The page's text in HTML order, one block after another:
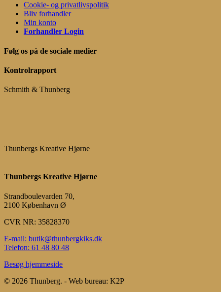
Cookie- og privatlivspolitik
Bliv forhandler
Min konto
Forhandler Login
Følg os på de sociale medier
Kontrolrapport
Schmith & Thunberg
Thunbergs Kreative Hjørne
Thunbergs Kreative Hjørne
Strandboulevarden 70,
2100 København Ø
CVR NR: 35828370
E-mail: butik@thunbergkiks.dk
Telefon: 61 48 80 48
Besøg hjemmeside
© 2026 Thunberg. - Web bureau: K2P